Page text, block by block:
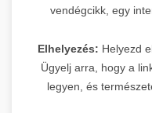
vendégcikk, egy
Elhelyezés: Helyezd
Ügyelj arra, hogy a
legyen, és